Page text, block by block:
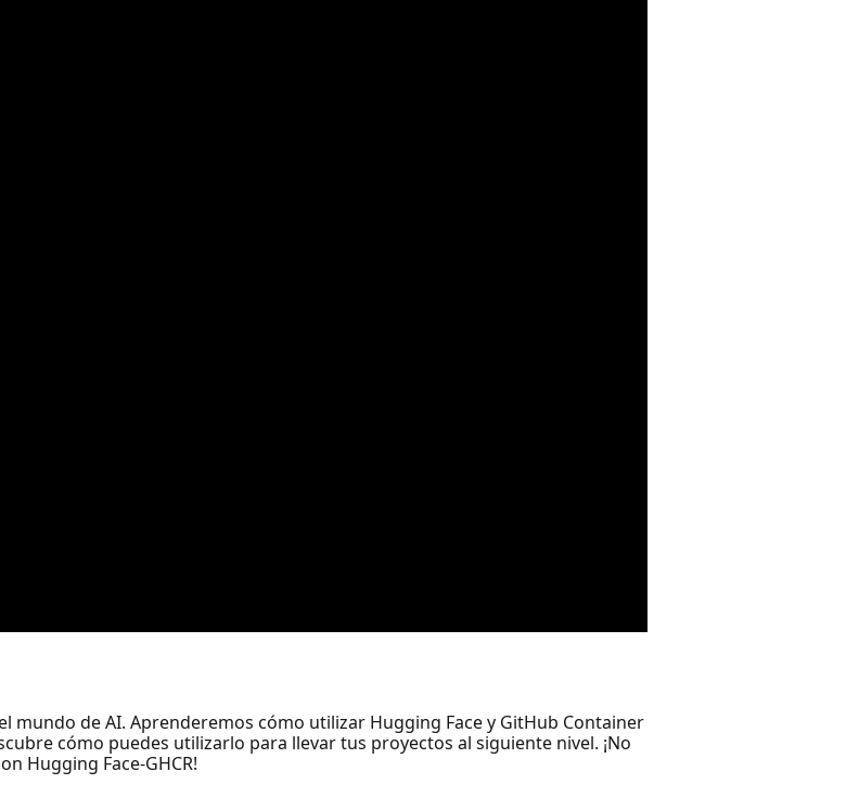
de AI. Aprenderemos cómo utilizar Hugging Face y GitHub Container
cómo puedes utilizarlo para llevar tus proyectos al siguiente nivel. ¡No
Hugging Face-GHCR!